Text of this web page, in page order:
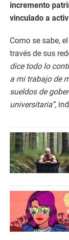
incremento
vinculado a
Como se sabe,
través de sus
dice todo lo
a mi trabajo de
sueldos de
universitaria”,